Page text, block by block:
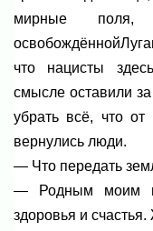
мирные
что нацисты
смысле оставили
убрать всё, что
вернулись люди.
— Что передать
— Родным моим
здоровья и